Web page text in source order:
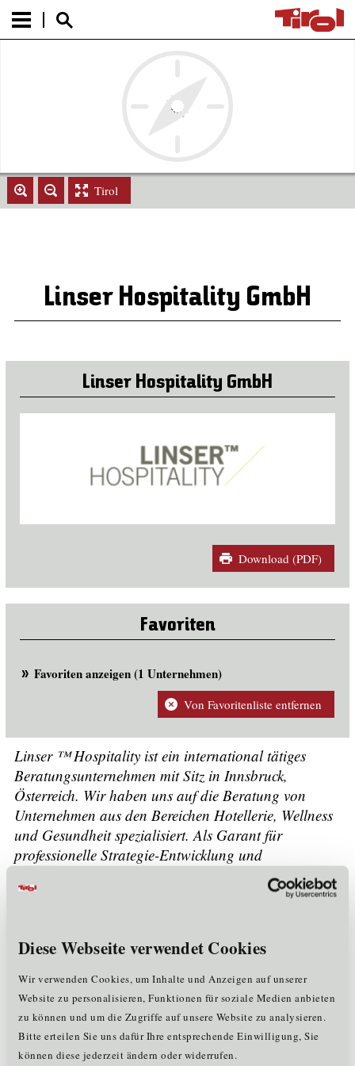
Diese Webseite verwendet Cookies
Wir verwenden Cookies, um Inhalte und Anzeigen auf unserer
Website zu personalisieren, Funktionen für soziale Medien anbieten
zu können und um die Zugriffe auf unsere Website zu analysieren.
Bitte erteilen Sie uns dafür Ihre entsprechende Einwilligung, Sie
können diese jederzeit ändern oder widerrufen.
Tirol
Linser Hospitality GmbH
Linser Hospitality GmbH
Download (PDF)
Favoriten
Favoriten anzeigen (1 Unternehmen)
Von Favoritenliste entfernen
Linser ™ Hospitality ist ein international tätiges
Beratungsunternehmen mit Sitz in Innsbruck,
Österreich. Wir haben uns auf die Beratung von
Unternehmen aus den Bereichen Hotellerie, Wellness
und Gesundheit spezialisiert. Als Garant für
professionelle Strategie-Entwicklung und
kompromisslose Strategie-Umsetzung begleiten wir
unsere Kunden versiert durch den gesamten
Unternehmensdaten
Mitarbeiter:
<= 5
Rechtsform:
Gesellschaft mit beschränkter Haftung
Gründungsjahr:
2006
Mitglied im Cluster:
WE